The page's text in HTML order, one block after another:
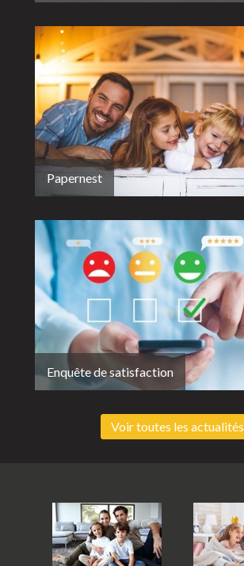
Papernest
Enquête de satisfaction
Voir toutes les actualités